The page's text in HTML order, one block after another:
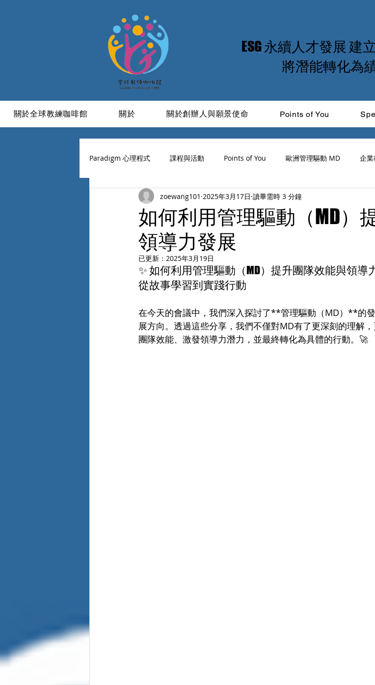
​ESG 永續人才發展 建
將潛能轉化為
關於全球教練咖啡館 關於 關於創辦人與願景使命 Points of You
Paradigm 心理程式 課程與活動 Points of You 歐洲管理驅動 MD 企
學習與成長 信仰 活成一道光 ICF 品牌領導力
如何利用管理驅動（MD）
領導力發展
zoewang101 2025年3月17日 讀畢需時 3 分鐘
已更新： 2025年3月19日
✨ 如何利用管理驅動（MD）提升團隊效能與領導
從故事學習到實踐行動
在今天的會議中，我們深入探討了**管理驅動（MD）**的
展方向。透過這些分享，我們不僅對MD有了更深刻的理解
團隊效能、激發領導力潛力，並最終轉化為具體的行動。🚀